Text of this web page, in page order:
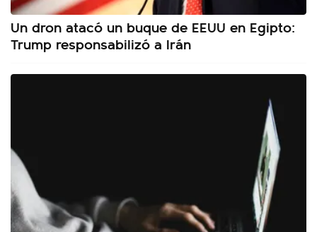
Un dron atacó un buque de EEUU en Egipto:
Trump responsabilizó a Irán